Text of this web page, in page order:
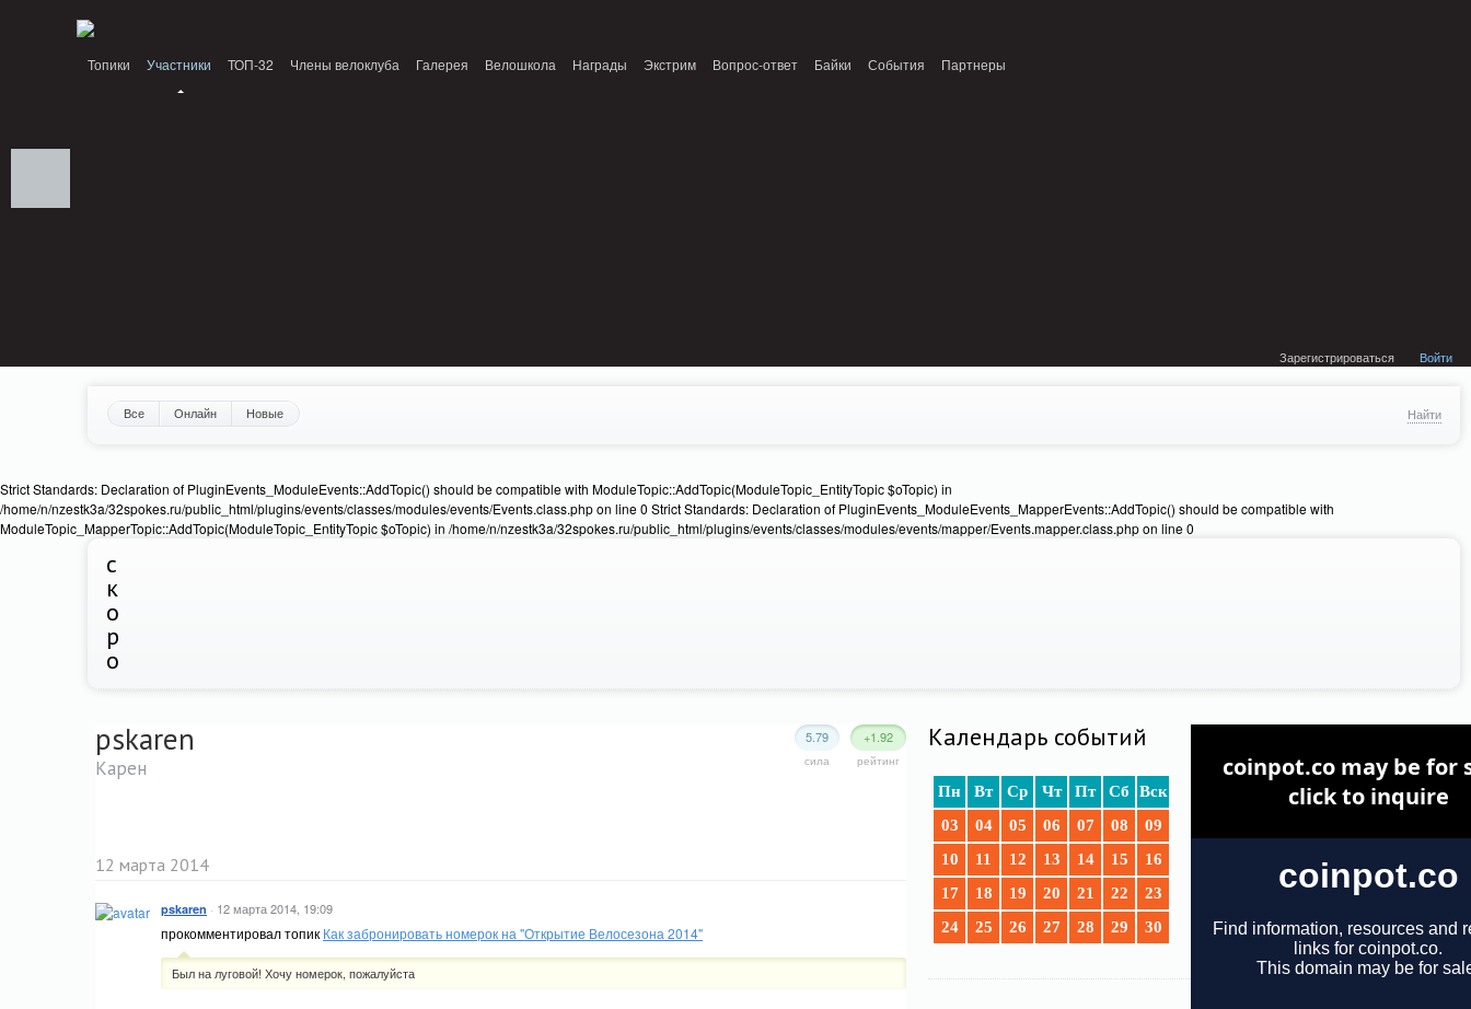
Топики Участники ТОП-32 Члены велоклуба Галерея Велошкола Награды Экстрим Вопрос-ответ Байки События Партнеры
Зарегистрироваться Войти
Все Онлайн Новые Найти
Strict Standards: Declaration of PluginEvents_ModuleEvents::AddTopic() should be compatible with ModuleTopic::AddTopic(ModuleTopic_EntityTopic $oTopic) in
/home/n/nzestk3a/32spokes.ru/public_html/plugins/events/classes/modules/events/Events.class.php on line 0 Strict Standards: Declaration of PluginEvents_ModuleEvents_MapperEvents::AddTopic() should be compatible with
ModuleTopic_MapperTopic::AddTopic(ModuleTopic_EntityTopic $oTopic) in /home/n/nzestk3a/32spokes.ru/public_html/plugins/events/classes/modules/events/mapper/Events.mapper.class.php on line 0
с
к
о
р
о
Календарь событий
Пн Вт Ср Чт Пт Сб
Вск
03
04 05 06 07 08
09
10
11 12 13 14 15
16
17
18 19 20 21 22
23
24
25 26 27 28 29 30
+1.92
рейтинг
5.79
сила
pskaren
Карен
12 марта 2014
pskaren · 12 марта 2014, 19:09
прокомментировал топик Как забронировать номерок на "Открытие Велосезона 2014"
Был на луговой! Хочу номерок, пожалуйста